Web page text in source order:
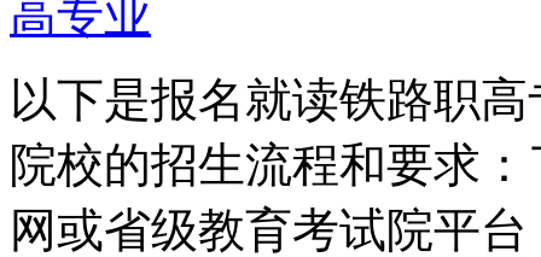
以下是报名就读铁路职
院校的招生流程和要求
网或省级教育考试院平